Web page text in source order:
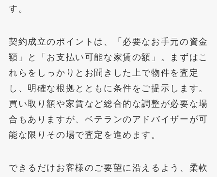
す。
契約成立のポイントは、「必要なお手元の資金
額」と「お支払い可能な家賃の額」。まずはこ
れらをしっかりとお聞きした上で物件を査定
し、明確な根拠とともに条件をご提示します。
買い取り額や家賃など総合的な調整が必要な場
合もありますが、ベテランのアドバイザーが可
能な限りその場で査定を進めます。
できるだけお客様のご要望に沿えるよう、柔軟